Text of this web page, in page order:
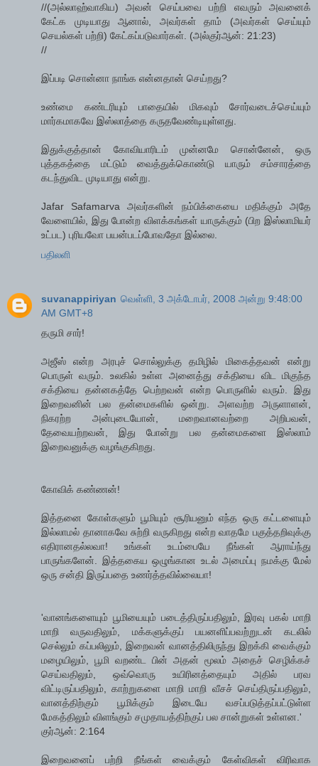
//(அல்லாஹ்வாகிய) அவன் செய்பவை பற்றி எவரும் அவனைக்
கேட்க முடியாது ஆனால், அவர்கள் தாம் (அவர்கள் செய்யும்
செயல்கள் பற்றி) கேட்கப்படுவார்கள். (அல்குர்ஆன்: 21:23)
//
இப்படி சொன்னா நாங்க என்னதான் செய்றது?
உண்மை கண்டரியும் பாதையில் மிகவும் சோர்வடைச்செய்யும்
மார்கமாகவே இஸ்லாத்தை கருதவேண்டியுள்ளது.
இதுக்குத்தான் கோவியாரிடம் முன்னமே சொன்னேன், ஒரு
புத்தகத்தை மட்டும் வைத்துக்கொண்டு யாரும் சம்சாரத்தை
கடந்துவிட முடியாது என்று.
Jafar Safamarva அவர்களின் நம்பிக்கையை மதிக்கும் அதே
வேளையில், இது போன்ற விளக்கங்கள் யாருக்கும் (பிற இஸ்லாமியர்
உட்பட) புரியவோ பயன்படப்போவதோ இல்லை.
பதிலளி
suvanappiriyan வெள்ளி, 3 அக்டோபர், 2008 அன்று 9:48:00
AM GMT+8
தருமி சார்!
அஜீஸ் என்ற அரபுச் சொல்லுக்கு தமிழில் மிகைத்தவன் என்று
பொருள் வரும். உலகில் உள்ள அனைத்து சக்தியை விட மிகுந்த
சக்தியை தன்னகத்தே பெற்றவன் என்ற பொருளில் வரும். இது
இறைவனின் பல தன்மைகளில் ஒன்று. அளவற்ற அருளாளன்,
நிகரற்ற அன்புடையோன், மறைவானவற்றை அறிபவன்,
தேவையற்றவன், இது போன்று பல தன்மைகளை இஸ்லாம்
இறைவனுக்கு வழங்குகிறது.
கோவிக் கண்ணன்!
இத்தனை கோள்களும் பூமியும் சூரியனும் எந்த ஒரு கட்டளையும்
இல்லாமல் தானாகவே சுற்றி வருகிறது என்ற வாதமே பகுத்தறிவுக்கு
எதிரானதல்லவா! உங்கள் உடம்பையே நீங்கள் ஆராய்ந்து
பாருங்களேன். இத்தகைய ஒழுங்கான உடல் அமைப்பு நமக்கு மேல்
ஒரு சன்தி இருப்பதை உணர்த்தவில்லையா!
'வானங்களையும் பூமியையும் படைத்திருப்பதிலும், இரவு பகல் மாறி
மாறி வருவதிலும், மக்களுக்குப் பயனளிப்பவற்றுடன் கடலில்
செல்லும் கப்பலிலும், இறைவன் வானத்திலிருந்து இறக்கி வைக்கும்
மழையிலும், பூமி வறண்ட பின் அதன் மூலம் அதைச் செழிக்கச்
செய்வதிலும், ஒவ்வொரு உயிரினத்தையும் அதில் பரவ
விட்டிருப்பதிலும், காற்றுகளை மாறி மாறி வீசச் செய்திருப்பதிலும்,
வானத்திற்கும் பூமிக்கும் இடையே வசப்படுத்தப்பட்டுள்ள
மேகத்திலும் விளங்கும் சமுதாயத்திற்குப் பல சான்றுகள் உள்ளன.'
குர்ஆன்: 2:164
இறைவனைப் பற்றி நீங்கள் வைக்கும் கேள்விகள் விரிவாக